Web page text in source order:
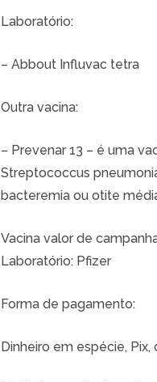
Laboratório:
– Abbout Influvac tetra
Outra vacina:
– Prevenar 13 – é uma
Streptococcus
bacteremia ou otite
Vacina valor de
Laboratório: Pfizer
Forma de pagamento:
Dinheiro em espécie,